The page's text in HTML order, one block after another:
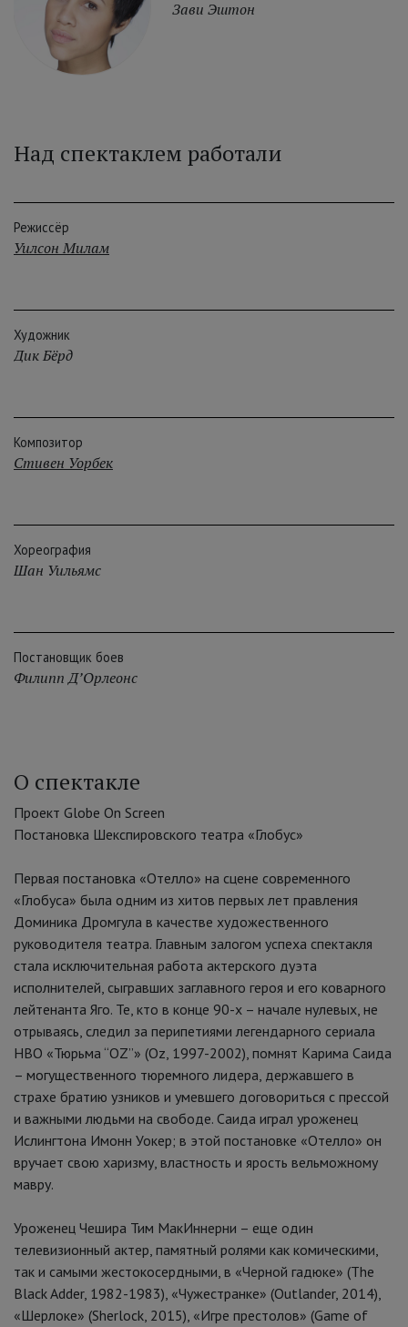
Зави Эштон
Над спектаклем работали
Режиссёр
Уилсон Милам
Художник
Дик Бёрд
Композитор
Стивен Уорбек
Хореография
Шан Уильямс
Постановщик боев
Филипп Д’Орлеонc
О спектакле
Проект Globe On Screen
Постановка Шекспировского театра «Глобус»
Первая постановка «Отелло» на сцене современного
«Глобуса» была одним из хитов первых лет правления
Доминика Дромгула в качестве художественного
руководителя театра. Главным залогом успеха спектакля
стала исключительная работа актерского дуэта
исполнителей, сыгравших заглавного героя и его коварного
лейтенанта Яго. Те, кто в конце 90-х – начале нулевых, не
отрываясь, следил за перипетиями легендарного сериала
HBO «Тюрьма “ОZ”» (Oz, 1997-2002), помнят Карима Саида
– могущественного тюремного лидера, державшего в
страхе братию узников и умевшего договориться с прессой
и важными людьми на свободе. Саида играл уроженец
Иcлингтона Имонн Уокер; в этой постановке «Отелло» он
вручает свою харизму, властность и ярость вельможному
мавру.
Уроженец Чешира Тим МакИннерни – еще один
телевизионный актер, памятный ролями как комическими,
так и самыми жестокосердными, в «Черной гадюке» (The
Black Adder, 1982-1983), «Чужестранке» (Outlander, 2014),
«Шерлоке» (Sherlock, 2015), «Игре престолов» (Game of